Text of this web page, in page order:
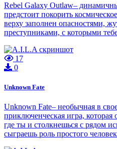
Rebel Galaxy Outlaw–
предстоит покорить
верху заполнен опасностями,
преступниками, с которыми
17
0
Unknown Fate
Unknown Fate– необычная в
приключенческая игра, которая
где ты и столкнешься с рядом
сыграешь роль простого